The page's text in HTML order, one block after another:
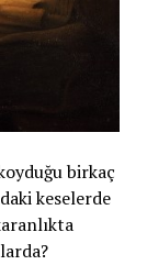
birkaç
keselerde